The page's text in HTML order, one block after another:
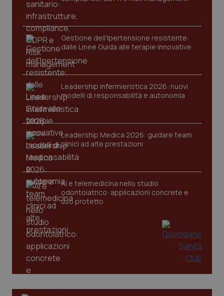
Gestione dell'Ipertensione resistente:
dalle Linee Guida alle terapie innovative
Leadership Infermieristica 2026: nuovi
modelli di responsabilità e autonomia
Leadership Medica 2026: guidare team
clinici ad alte prestazioni
AI e telemedicina nello studio
odontoiatrico: applicazioni concrete e
uso protetto
protette del sito. Il sito web non è in grado di
funzionare correttamente senza questi cookie.
Nome
Fornitore/Dominio
VISITOR_PRIVACY_METADATA
YouTube
.youtube.com
CookieScriptConsent